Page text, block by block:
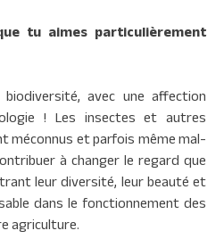
tu aimes particulièrement
avec une affection
! Les insectes et autres
et parfois même mal-
à changer le regard que
leur diversité, leur beauté et
dans le fonctionnement des
agriculture.